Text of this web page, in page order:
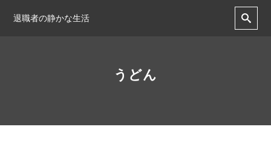
退職者の静かな生活
うどん